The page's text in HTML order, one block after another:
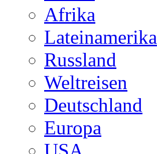
Afrika
Lateinamerika
Russland
Weltreisen
Deutschland
Europa